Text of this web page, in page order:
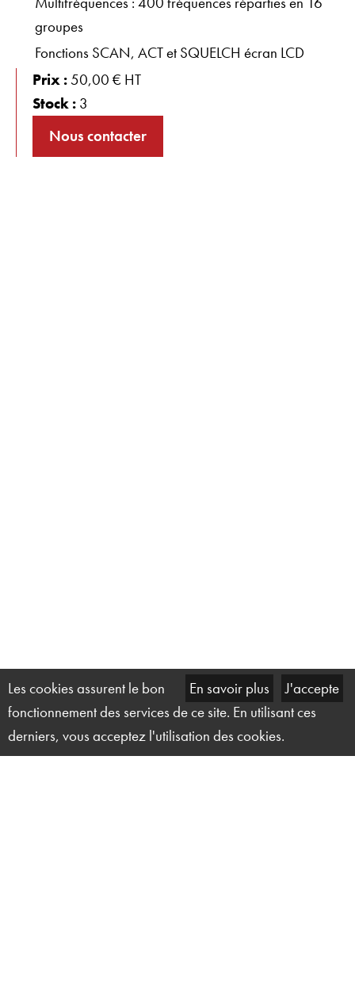
groupes
Fonctions SCAN, ACT et SQUELCH écran LCD
Prix :50,00 € HT
Stock : 3
Nous contacter
En savoir plus J'accepte
Les cookies assurent le bon
fonctionnement des services de ce site. En utilisant ces
derniers, vous acceptez l'utilisation des cookies.